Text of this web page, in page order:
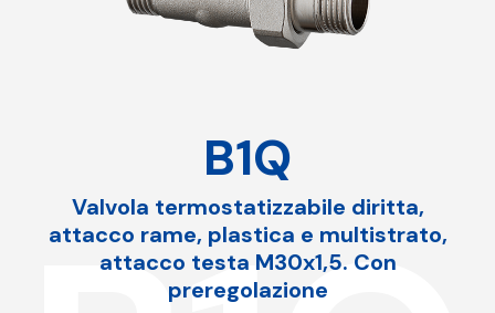
B1Q
Valvola termostatizzabile diritta,
attacco rame, plastica e multistrato,
attacco testa M30x1,5. Con
preregolazione